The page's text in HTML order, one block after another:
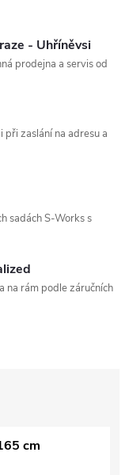
- Uhříněvsi
prodejna a servis od
při zaslání na adresu a
sadách S-Works s
na rám podle záručních
cm